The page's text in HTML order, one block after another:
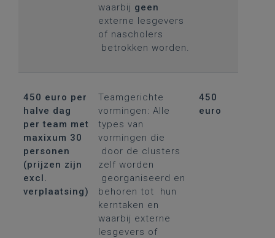
waarbij geen
externe lesgevers
of nascholers
betrokken worden.
450 euro per
halve dag
per team met
maxixum 30
personen
(prijzen zijn
excl.
verplaatsing)
Teamgerichte
vormingen: Alle
types van
vormingen die
door de clusters
zelf worden
georganiseerd en
behoren tot hun
kerntaken en
waarbij externe
lesgevers of
450
euro